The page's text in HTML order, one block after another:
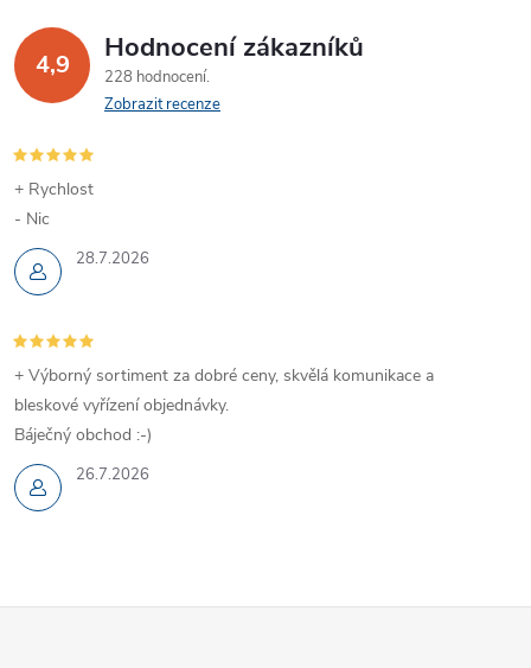
4,9 Hodnocení zákazníků
228 hodnocení
Zobrazit recenze
28.7.2026
+ Rychlost
- Nic
26.7.2026
+ Výborný sortiment za dobré ceny, skvělá komunikace a
bleskové vyřízení objednávky.
Báječný obchod :-)